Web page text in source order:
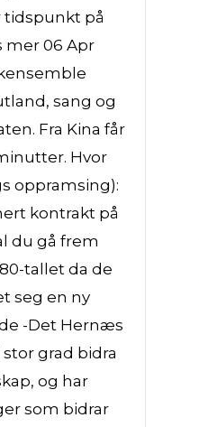
tidspunkt på
mer 06 Apr
sang og
Fra Kina får
Hvor
oppramsing):
kontrakt på
du gå frem
tallet da de
seg en ny
-Det Hernæs
stor grad bidra
og har
som bidrar